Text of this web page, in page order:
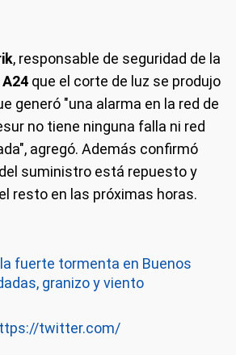
, responsable de seguridad de la
A24 que el corte de luz se produjo
generó "una alarma en la red de
no tiene ninguna falla ni red
agregó. Además confirmó
suministro está repuesto y
resto en las próximas horas.
fuerte tormenta en Buenos
granizo y viento
twitter.com/